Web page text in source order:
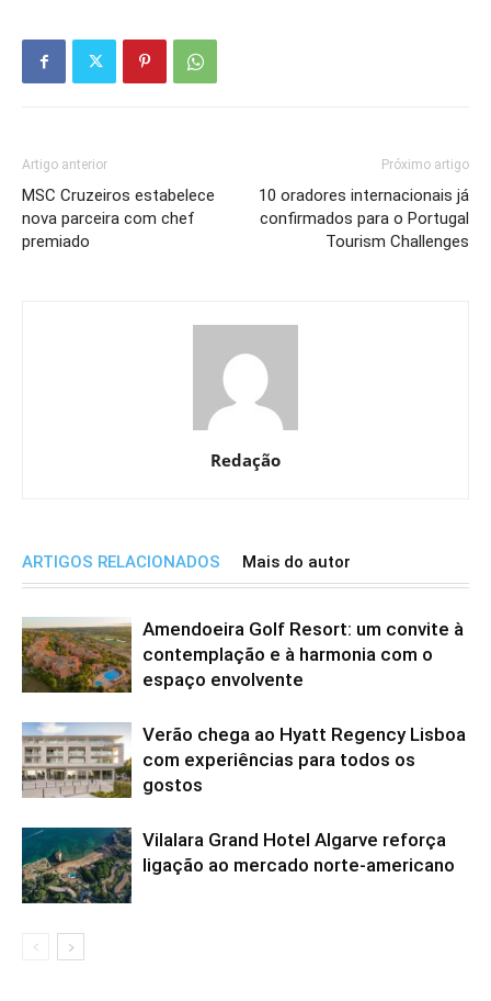
Artigo anterior
MSC Cruzeiros estabelece
nova parceira com chef
premiado
Próximo artigo
10 oradores internacionais já
confirmados para o Portugal
Tourism Challenges
Redação
ARTIGOS RELACIONADOS Mais do autor
Amendoeira Golf Resort: um convite à
contemplação e à harmonia com o
espaço envolvente
Verão chega ao Hyatt Regency Lisboa
com experiências para todos os
gostos
Vilalara Grand Hotel Algarve reforça
ligação ao mercado norte-americano